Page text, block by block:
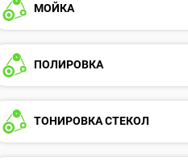
МОЙКА
ПОЛИРОВКА
ТОНИРОВКА СТЕКОЛ